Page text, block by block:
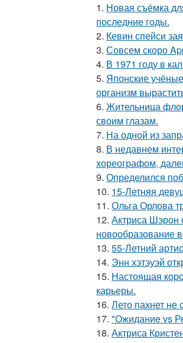
1. Новая съёмка
последние годы.
2. Кевин спейси
3. Совсем скоро
4. В 1971 году в
5. Японские
организм
6. Жительница
своим глазам.
7. На одной из
8. В недавнем
хореографом,
9. Определился
10. 15-Летняя
11. Ольга Орлова
12. Актриса Шэрон
новообразование в
13. 55-Летний
14. Энн хэтэуэй
15. Настоящая
карьеры.
16. Лето пахнет не
17. "Ожидание vs
18. Актриса